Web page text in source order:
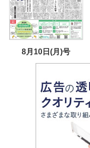
8月10日(月)号